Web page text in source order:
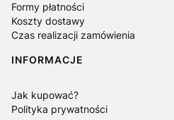
Formy płatności
Koszty dostawy
Czas realizacji zamówienia
INFORMACJE
Jak kupować?
Polityka prywatności